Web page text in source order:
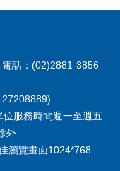
電話：(02)2881-3856
服務時間週一至週五
外
瀏覽畫面1024*768